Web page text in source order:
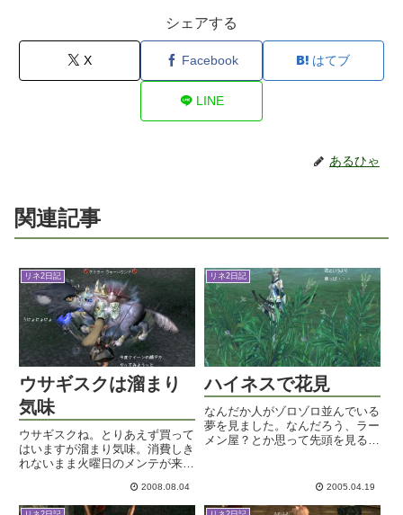
シェアする
X Facebook はてブ
LINE
あるひゃ
関連記事
リネ2日記
ウサギスクは溜まり
気味
ウサギスクね。とりあえず買って
はいますが溜まり気味。消費しき
れないまま火曜日のメンテが来て
や根性でやらないと！二級袋を自
慢して来た家族にリベンジをしな
2008.08.04
リネ2日記
ハイネスで花見
なんだか人がゾロゾロ並んでいる
夢を見ました。なんだろう、ラー
メン屋？とか思って先頭を見ると
シルレンでツインコドランを蒔く
はちびアルかあるひゃにやらせ...
2005.04.19